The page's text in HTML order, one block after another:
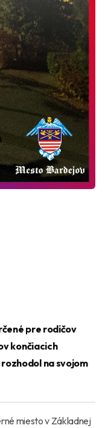
pre rodičov
končiacich
na svojom
miesto v Základnej